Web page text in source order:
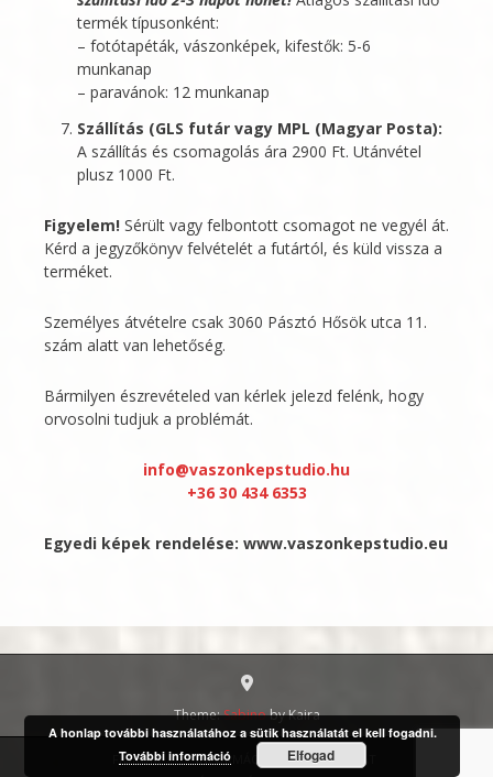
termék típusonként:
– fotótapéták, vászonképek, kifestők: 5-6
munkanap
– paravánok: 12 munkanap
Szállítás (GLS futár vagy MPL (Magyar Posta):
A szállítás és csomagolás ára 2900 Ft. Utánvétel
plusz 1000 Ft.
Figyelem! Sérült vagy felbontott csomagot ne vegyél át.
Kérd a jegyzőkönyv felvételét a futártól, és küld vissza a
terméket.
Személyes átvételre csak 3060 Pásztó Hősök utca 11.
szám alatt van lehetőség.
Bármilyen észrevételed van kérlek jelezd felénk, hogy
orvosolni tudjuk a problémát.
info@vaszonkepstudio.hu
+36 30 434 6353
Egyedi képek rendelése: www.vaszonkepstudio.eu
Theme:Sabinoby Kaira
FIÓKOM INFORMÁCIÓ
KAPCSOLAT
A honlap további használatához a sütik használatát el kell fogadni.
További információ
Elfogad